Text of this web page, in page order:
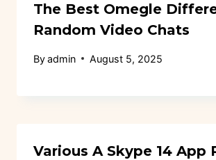
The Best Omegle
Random Video Chats
Byadmin August 5, 2025
Various A Skype 14 App